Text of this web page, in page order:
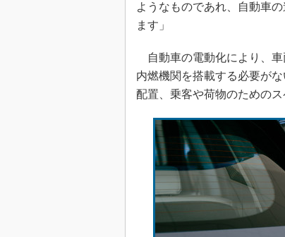
ようなものであれ、自動車
ます」
自動車の電動化により、車
内燃機関を搭載する必要が
配置、乗客や荷物のための